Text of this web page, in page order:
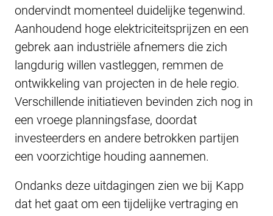
ondervindt momenteel duidelijke tegenwind.
Aanhoudend hoge elektriciteitsprijzen en een
gebrek aan industriële afnemers die zich
langdurig willen vastleggen, remmen de
ontwikkeling van projecten in de hele regio.
Verschillende initiatieven bevinden zich nog in
een vroege planningsfase, doordat
investeerders en andere betrokken partijen
een voorzichtige houding aannemen.
Ondanks deze uitdagingen zien we bij Kapp
dat het gaat om een tijdelijke vertraging en